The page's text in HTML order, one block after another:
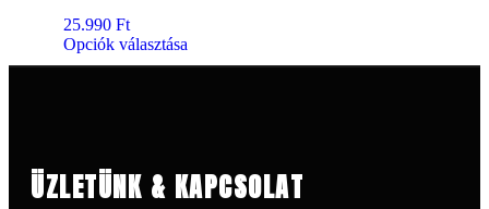
25.990 Ft
Opciók választása
ÜZLETÜNK & KAPCSOLAT